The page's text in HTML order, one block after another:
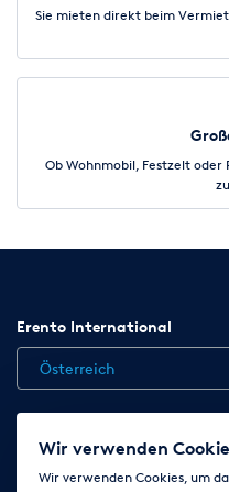
Sie mieten direkt beim
Ob Wohnmobil, Festzelt oder
Erento International
Österreich
Jobs Kontakt News
AGB
Impressum
Wir verwenden
Wir verwenden Cookies, um